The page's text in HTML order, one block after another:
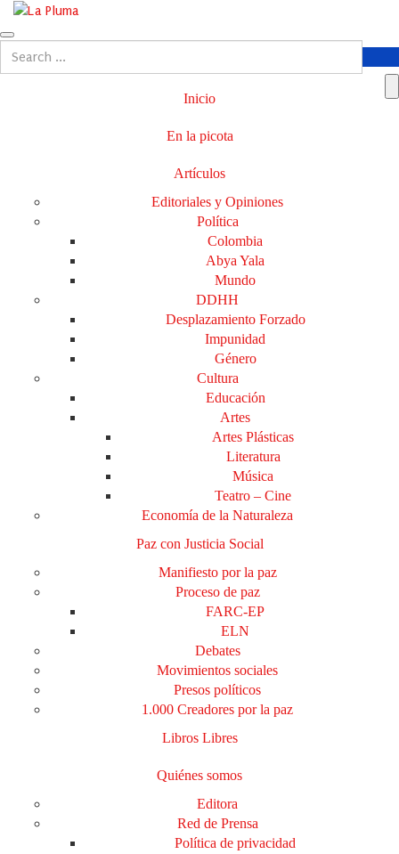
Inicio
En la picota
Artículos
Editoriales y Opiniones
Política
Colombia
Abya Yala
Mundo
DDHH
Desplazamiento Forzado
Impunidad
Género
Cultura
Educación
Artes
Artes Plásticas
Literatura
Música
Teatro – Cine
Economía de la Naturaleza
Paz con Justicia Social
Manifiesto por la paz
Proceso de paz
FARC-EP
ELN
Debates
Movimientos sociales
Presos políticos
1.000 Creadores por la paz
Libros Libres
Quiénes somos
Editora
Red de Prensa
Política de privacidad